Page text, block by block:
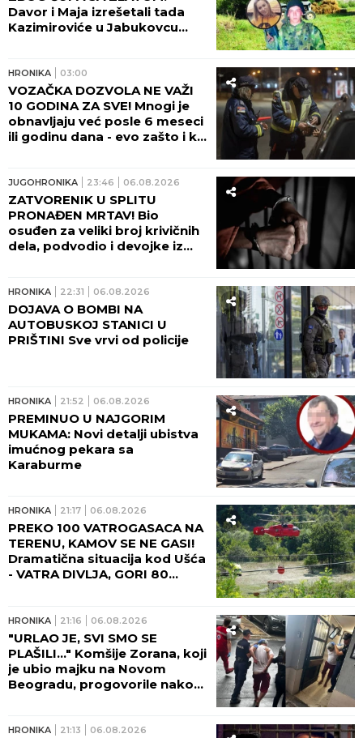
Davor i Maja izrešetali tada
Kazimiroviće u Jabukovcu
HRONIKA 03:00
VOZAČKA DOZVOLA NE VAŽI
10 GODINA ZA SVE! Mnogi je
obnavljaju već posle 6 meseci
ili godinu dana - evo zašto i ko
JUGOHRONIKA 23:46 06.08.2026
ZATVORENIK U SPLITU
PRONAĐEN MRTAV! Bio
osuđen za veliki broj krivičnih
dela, podvodio i devojke iz
HRONIKA 22:31 06.08.2026
DOJAVA O BOMBI NA
AUTOBUSKOJ STANICI U
PRIŠTINI Sve vrvi od policije
HRONIKA 21:52 06.08.2026
PREMINUO U NAJGORIM
MUKAMA: Novi detalji ubistva
imućnog pekara sa
Karaburme
HRONIKA 21:17 06.08.2026
PREKO 100 VATROGASACA NA
TERENU, KAMOV SE NE GASI!
Dramatična situacija kod Ušća
- VATRA DIVLJA, GORI 80
HRONIKA 21:16 06.08.2026
"URLAO JE, SVI SMO SE
PLAŠILI..." Komšije Zorana, koji
je ubio majku na Novom
Beogradu, progovorile nakon
HRONIKA 21:13 06.08.2026